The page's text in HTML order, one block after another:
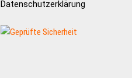
Datenschutzerklärung